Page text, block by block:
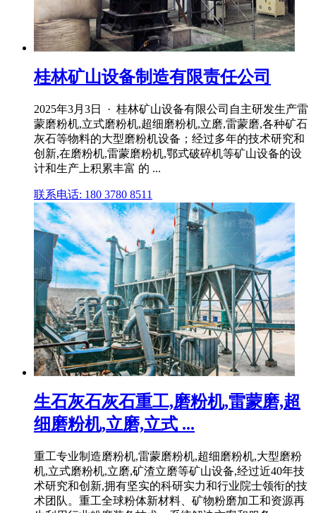
桂林矿山设备制造有限责任公司
2025年3月3日 · 桂林矿山设备有限公司自主研发生产雷
蒙磨粉机,立式磨粉机,超细磨粉机,立磨,雷蒙磨,各种矿石
灰石等物料的大型磨粉机设备；经过多年的技术研究和
创新,在磨粉机,雷蒙磨粉机,鄂式破碎机等矿山设备的设
计和生产上积累丰富 的 ...
联系电话: 180 3780 8511
生石灰石灰石重工,磨粉机,雷蒙磨,超
细磨粉机,立磨,立式 ...
重工专业制造磨粉机,雷蒙磨粉机,超细磨粉机,大型磨粉
机,立式磨粉机,立磨,矿渣立磨等矿山设备,经过近40年技
术研究和创新,拥有坚实的科研实力和行业院士领衔的技
术团队。重工全球粉体新材料、矿物粉磨加工和资源再